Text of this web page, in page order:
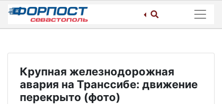
Skip
content
Крупная железнодорожная
авария на Транссибе: движение
перекрыто (фото)